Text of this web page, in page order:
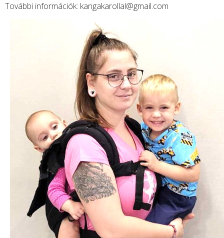
További információk: kangakarollal@gmail.com